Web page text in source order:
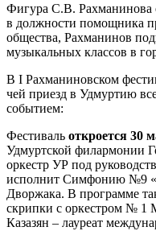
Фигура С.В. Рахманинова
в должности помощника
общества, Рахманинов
музыкальных классов в
В I Рахманиновском
чей приезд в Удмуртию
событием:
Фестиваль откроется 30
Удмуртской филармонии
оркестр УР под
исполнит Симфонию №9
Дворжака. В программе
скрипки с оркестром № 1
Казазян – лауреат